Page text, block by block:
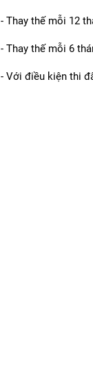
- Thay thế mỗi 12
- Thay thế mỗi 6
- Với điều kiện thi